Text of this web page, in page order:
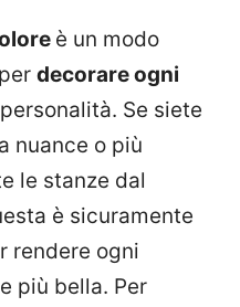
è un modo
decorare ogni
Se siete
nuance o più
le stanze dal
è sicuramente
rendere ogni
più bella. Per